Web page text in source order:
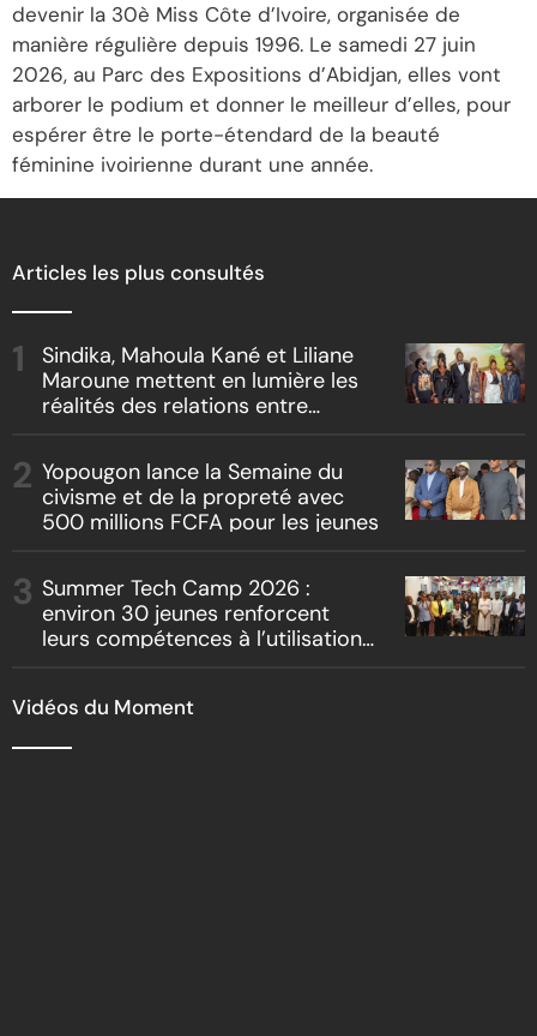
devenir la 30è Miss Côte d’Ivoire, organisée de
manière régulière depuis 1996. Le samedi 27 juin
2026, au Parc des Expositions d’Abidjan, elles vont
arborer le podium et donner le meilleur d’elles, pour
espérer être le porte-étendard de la beauté
féminine ivoirienne durant une année.
Articles les plus consultés
Sindika, Mahoula Kané et Liliane
Maroune mettent en lumière les
réalités des relations entre
« Boss vs Boss »
Yopougon lance la Semaine du
civisme et de la propreté avec
500 millions FCFA pour les jeunes
Summer Tech Camp 2026 :
environ 30 jeunes renforcent
leurs compétences à l’utilisation
Vidéos du Moment